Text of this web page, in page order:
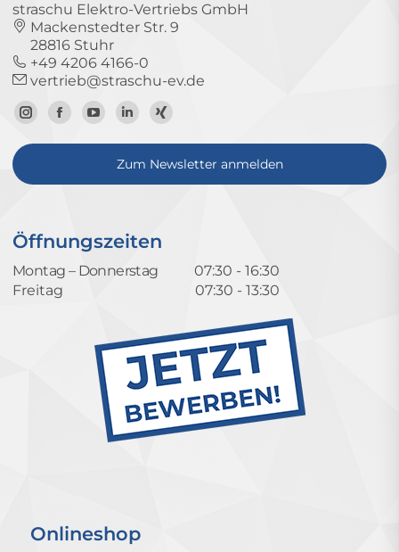
straschu Elektro-Vertriebs GmbH
Mackenstedter Str. 9
28816 Stuhr
+49 4206 4166-0
vertrieb@straschu-ev.de
Zum
Instagram-
Zur
Facebook-
Zum
YouTube-
Kanal
Zum
LinkedIn-
Profil
Zum
Xing-
Profil
Zum Newsletter anmelden
Öffnungszeiten
Montag – Donnerstag
07:30 - 16:30
Freitag
07:30 - 13:30
Onlineshop